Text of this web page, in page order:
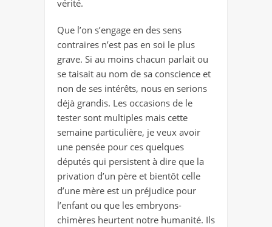
vérité.
Que l’on s’engage en des sens
contraires n’est pas en soi le plus
grave. Si au moins chacun parlait ou
se taisait au nom de sa conscience et
non de ses intérêts, nous en serions
déjà grandis. Les occasions de le
tester sont multiples mais cette
semaine particulière, je veux avoir
une pensée pour ces quelques
députés qui persistent à dire que la
privation d’un père et bientôt celle
d’une mère est un préjudice pour
l’enfant ou que les embryons-
chimères heurtent notre humanité. Ils